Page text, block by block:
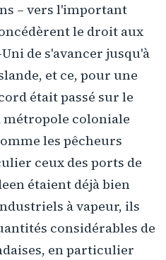
– vers l'important
le droit aux
de s'avancer jusqu'à
et ce, pour une
était passé sur le
métropole coloniale
les pêcheurs
ceux des ports de
étaient déjà bien
à vapeur, ils
considérables de
en particulier